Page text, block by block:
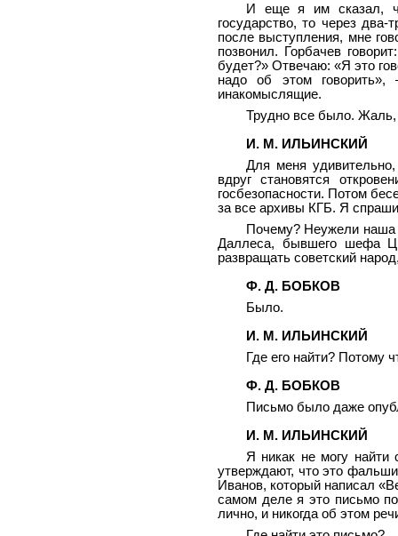
И еще я им сказал,
государство, то через
после выступления, мне
позвонил. Горбачев
будет?» Отвечаю: «Я это
надо об этом
инакомыслящие.
Трудно все было. Жаль,
И. М. ИЛЬИНСКИЙ
Для меня удивительно,
вдруг становятся
госбезопасности. Потом
за все архивы КГБ. Я
Почему? Неужели наша
Даллеса, бывшего шефа
развращать советский
Ф. Д. БОБКОВ
Было.
И. М. ИЛЬИНСКИЙ
Где его найти? Потому
Ф. Д. БОБКОВ
Письмо было даже
И. М. ИЛЬИНСКИЙ
Я никак не могу найти
утверждают, что это
Иванов, который написал
самом деле я это письмо
лично, и никогда об этом